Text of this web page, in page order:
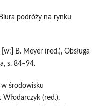
podróży na rynku
B. Meyer (red.), Obsługa
s. 84–94.
w środowisku
Włodarczyk (red.),